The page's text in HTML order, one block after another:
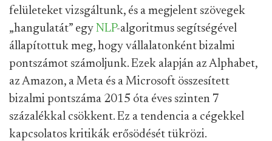
felületeket vizsgáltunk, és a megjelent szövegek
„hangulatát” egy NLP-algoritmus segítségével
állapítottuk meg, hogy vállalatonként bizalmi
pontszámot számoljunk. Ezek alapján az Alphabet,
az Amazon, a Meta és a Microsoft összesített
bizalmi pontszáma 2015 óta éves szinten 7
százalékkal csökkent. Ez a tendencia a cégekkel
kapcsolatos kritikák erősödését tükrözi.